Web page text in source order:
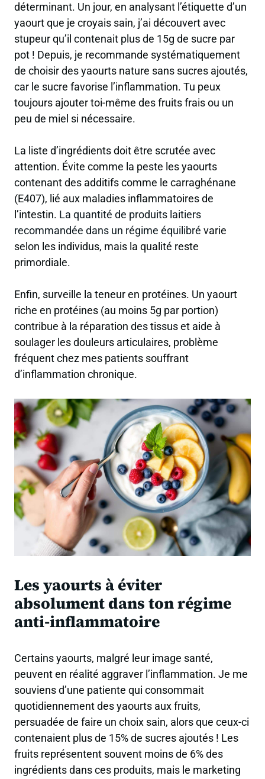
déterminant. Un jour, en analysant l’étiquette d’un
yaourt que je croyais sain, j’ai découvert avec
stupeur qu’il contenait plus de 15g de sucre par
pot ! Depuis, je recommande systématiquement
de choisir des yaourts nature sans sucres ajoutés,
car le sucre favorise l’inflammation. Tu peux
toujours ajouter toi-même des fruits frais ou un
peu de miel si nécessaire.
La liste d’ingrédients doit être scrutée avec
attention. Évite comme la peste les yaourts
contenant des additifs comme le carraghénane
(E407), lié aux maladies inflammatoires de
l’intestin. La quantité de produits laitiers
recommandée dans un régime équilibré varie
selon les individus, mais la qualité reste
primordiale.
Enfin, surveille la teneur en protéines. Un yaourt
riche en protéines (au moins 5g par portion)
contribue à la réparation des tissus et aide à
soulager les douleurs articulaires, problème
fréquent chez mes patients souffrant
d’inflammation chronique.
Les yaourts à éviter
absolument dans ton régime
anti-inflammatoire
Certains yaourts, malgré leur image santé,
peuvent en réalité aggraver l’inflammation. Je me
souviens d’une patiente qui consommait
quotidiennement des yaourts aux fruits,
persuadée de faire un choix sain, alors que ceux-ci
contenaient plus de 15% de sucres ajoutés ! Les
fruits représentent souvent moins de 6% des
ingrédients dans ces produits, mais le marketing